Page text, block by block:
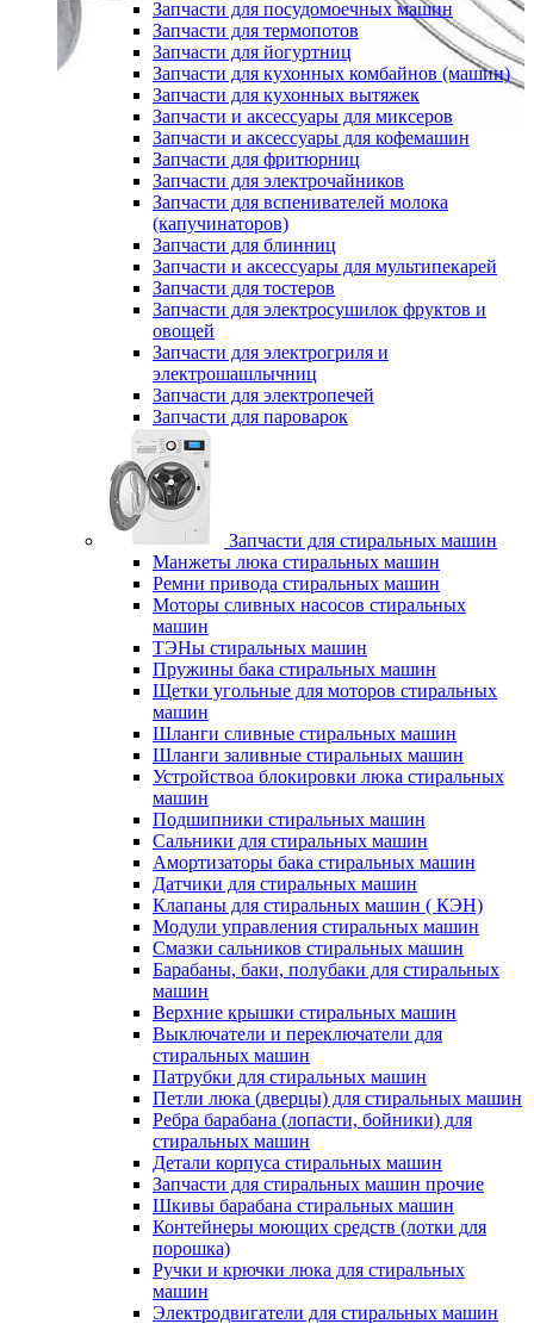
Запчасти для посудомоечных машин
Запчасти для термопотов
Запчасти для йогуртниц
Запчасти для кухонных комбайнов (машин)
Запчасти для кухонных вытяжек
Запчасти и аксессуары для миксеров
Запчасти и аксессуары для кофемашин
Запчасти для фритюрниц
Запчасти для электрочайников
Запчасти для вспенивателей молока
(капучинаторов)
Запчасти для блинниц
Запчасти и аксессуары для мультипекарей
Запчасти для тостеров
Запчасти для электросушилок фруктов и
овощей
Запчасти для электрогриля и
электрошашлычниц
Запчасти для электропечей
Запчасти для пароварок
Запчасти для стиральных машин
Манжеты люка стиральных машин
Ремни привода стиральных машин
Моторы сливных насосов стиральных
машин
ТЭНы стиральных машин
Пружины бака стиральных машин
Щетки угольные для моторов стиральных
машин
Шланги сливные стиральных машин
Шланги заливные стиральных машин
Устройствоа блокировки люка стиральных
машин
Подшипники стиральных машин
Сальники для стиральных машин
Амортизаторы бака стиральных машин
Датчики для стиральных машин
Клапаны для стиральных машин ( КЭН)
Модули управления стиральных машин
Смазки сальников стиральных машин
Барабаны, баки, полубаки для стиральных
машин
Верхние крышки стиральных машин
Выключатели и переключатели для
стиральных машин
Патрубки для стиральных машин
Петли люка (дверцы) для стиральных машин
Ребра барабана (лопасти, бойники) для
стиральных машин
Детали корпуса стиральных машин
Запчасти для стиральных машин прочие
Шкивы барабана стиральных машин
Контейнеры моющих средств (лотки для
порошка)
Ручки и крючки люка для стиральных
машин
Электродвигатели для стиральных машин